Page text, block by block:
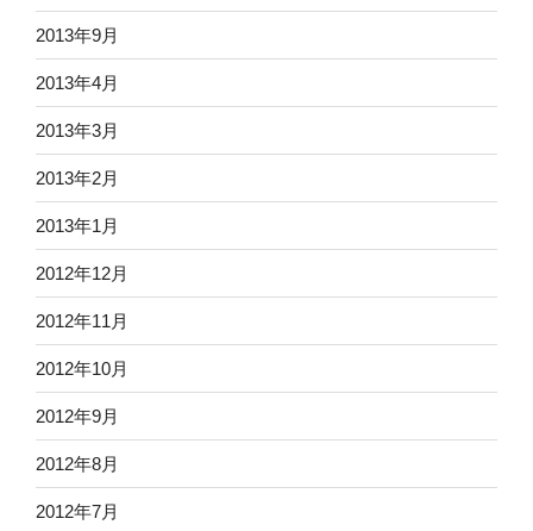
2013年9月
2013年4月
2013年3月
2013年2月
2013年1月
2012年12月
2012年11月
2012年10月
2012年9月
2012年8月
2012年7月